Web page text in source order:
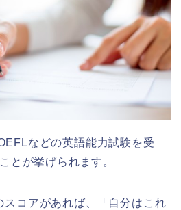
などの英語能力試験を受
とが挙げられます。
コアがあれば、「自分はこれ